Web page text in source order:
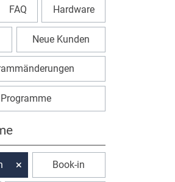
FAQ Hardware
Neue Kunden
Programme
Book-in